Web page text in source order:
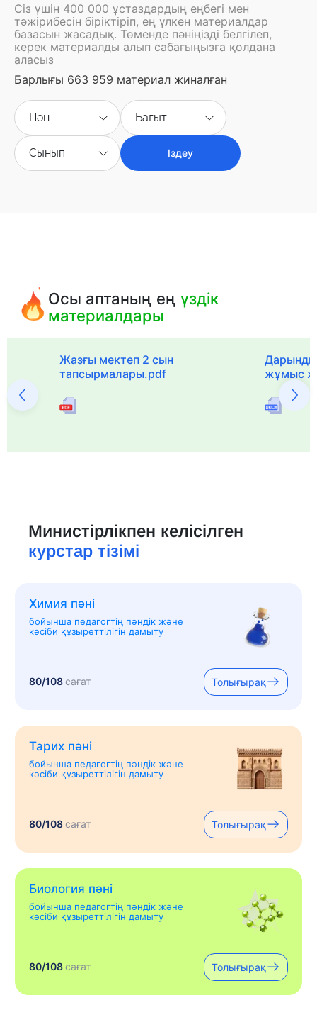
Сіз үшін 400 000 ұстаздардың еңбегі мен
тәжірибесін біріктіріп, ең үлкен материалдар
базасын жасадық. Төменде пәніңізді белгілеп,
керек материалды алып сабағыңызға қолдана
аласыз
Барлығы 663 959 материал жиналған
Пән Бағыт
Сынып Іздеу
Осы аптаның еңүздік
материалдары
Жазғы мектеп 2 сын
тапсырмалары.pdf
жұмыс
Министірлікпен келісілген
курстар тізімі
Химия пәні
бойынша педагогтің пәндік және
кәсіби құзыреттілігін дамыту
80/108сағат Толығырақ
Тарих пәні
бойынша педагогтің пәндік және
кәсіби құзыреттілігін дамыту
80/108сағат Толығырақ
Биология пәні
бойынша педагогтің пәндік және
кәсіби құзыреттілігін дамыту
80/108сағат Толығырақ